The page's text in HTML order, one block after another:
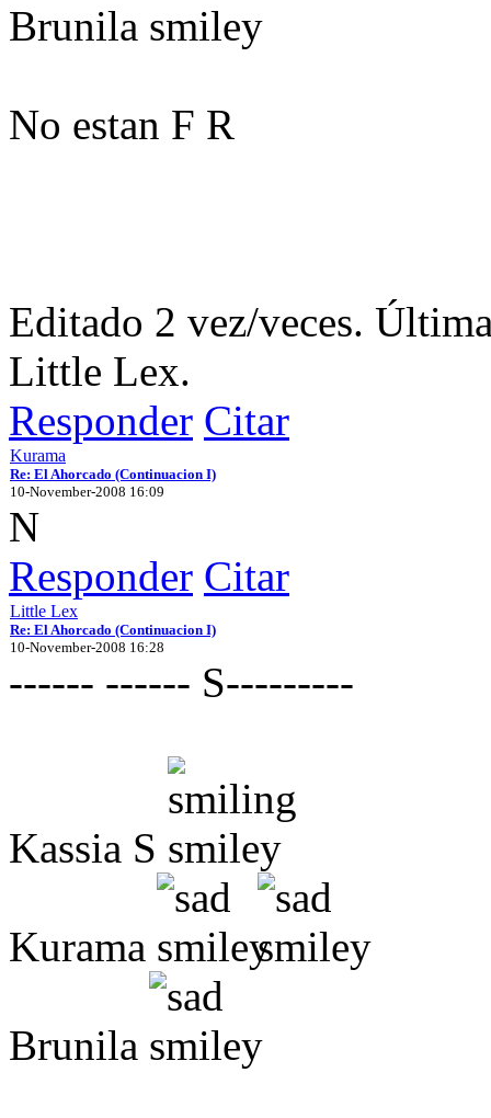
Brunila
No estan F R
Editado 2 vez/veces.
Little Lex.
Responder Citar
Kurama
Re: El Ahorcado (Continuacion I)
10-November-2008 16:09
N
Responder Citar
Little Lex
Re: El Ahorcado (Continuacion I)
10-November-2008 16:28
------ ------ S---------
Kassia S
Kurama
Brunila